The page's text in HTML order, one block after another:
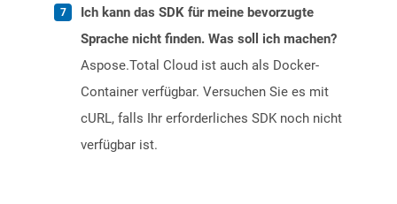
Ich kann das SDK für meine bevorzugte
Sprache nicht finden. Was soll ich machen?
Aspose.Total Cloud ist auch als Docker-
Container verfügbar. Versuchen Sie es mit
cURL, falls Ihr erforderliches SDK noch nicht
verfügbar ist.